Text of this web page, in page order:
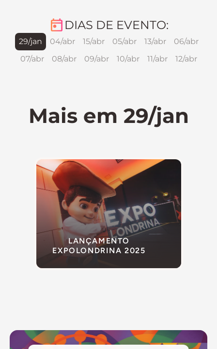
DIAS DE EVENTO:
29/jan 04/abr 15/abr 05/abr 13/abr
06/abr
07/abr
08/abr 09/abr 10/abr 11/abr 12/abr
Mais em 29/jan
LANÇAMENTO
EXPOLONDRINA 2025